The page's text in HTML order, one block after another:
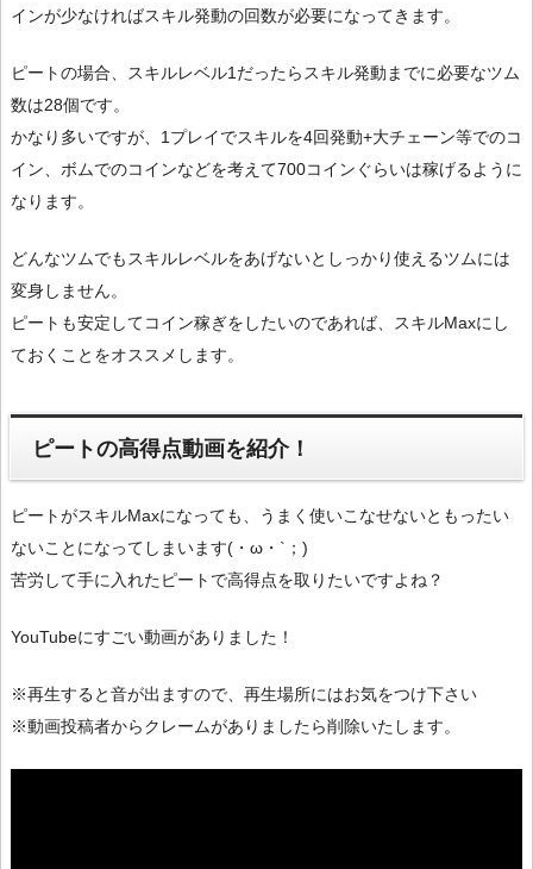
インが少なければスキル発動の回数が必要になってきます。
ピートの場合、スキルレベル1だったらスキル発動までに必要なツム
数は28個です。
かなり多いですが、1プレイでスキルを4回発動+大チェーン等でのコ
イン、ボムでのコインなどを考えて700コインぐらいは稼げるように
なります。
どんなツムでもスキルレベルをあげないとしっかり使えるツムには
変身しません。
ピートも安定してコイン稼ぎをしたいのであれば、スキルMaxにし
ておくことをオススメします。
ピートの高得点動画を紹介！
ピートがスキルMaxになっても、うまく使いこなせないともったい
ないことになってしまいます(・ω・`；)
苦労して手に入れたピートで高得点を取りたいですよね？
YouTubeにすごい動画がありました！
※再生すると音が出ますので、再生場所にはお気をつけ下さい
※動画投稿者からクレームがありましたら削除いたします。